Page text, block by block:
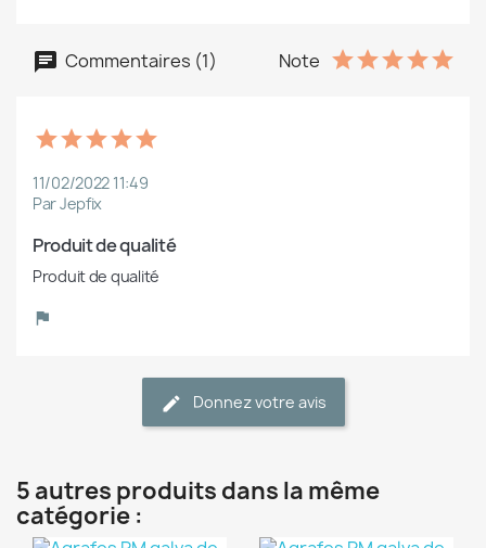
Commentaires (1) Note
11/02/2022 11:49
Par Jepfix
Produit de qualité
Produit de qualité
Donnez votre avis
5 autres produits dans la même
catégorie :